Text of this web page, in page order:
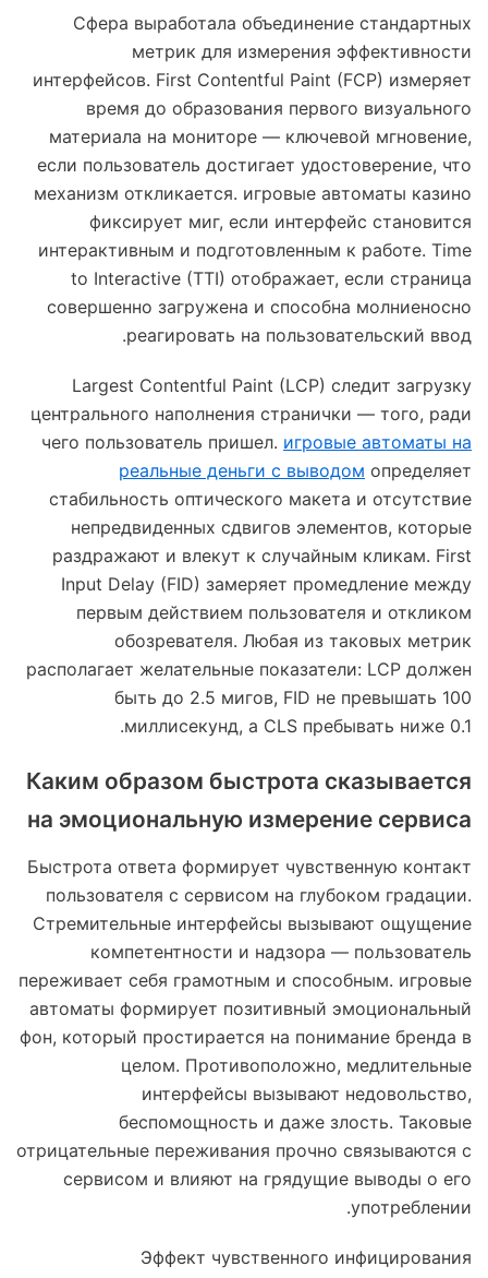
Сфера выработала объединение стандартных
метрик для измерения эффективности
интерфейсов. First Contentful Paint (FCP) измеряет
время до образования первого визуального
материала на мониторе — ключевой мгновение,
если пользователь достигает удостоверение, что
механизм откликается. игровые автоматы казино
фиксирует миг, если интерфейс становится
интерактивным и подготовленным к работе. Time
to Interactive (TTI) отображает, если страница
совершенно загружена и способна молниеносно
реагировать на пользовательский ввод.
Largest Contentful Paint (LCP) следит загрузку
центрального наполнения странички — того, ради
чего пользователь пришел. игровые автоматы на
реальные деньги с выводом определяет
стабильность оптического макета и отсутствие
непредвиденных сдвигов элементов, которые
раздражают и влекут к случайным кликам. First
Input Delay (FID) замеряет промедление между
первым действием пользователя и откликом
обозревателя. Любая из таковых метрик
располагает желательные показатели: LCP должен
быть до 2.5 мигов, FID не превышать 100
миллисекунд, а CLS пребывать ниже 0.1.
Каким образом быстрота сказывается
на эмоциональную измерение сервиса
Быстрота ответа формирует чувственную контакт
пользователя с сервисом на глубоком градации.
Стремительные интерфейсы вызывают ощущение
компетентности и надзора — пользователь
переживает себя грамотным и способным. игровые
автоматы формирует позитивный эмоциональный
фон, который простирается на понимание бренда в
целом. Противоположно, медлительные
интерфейсы вызывают недовольство,
беспомощность и даже злость. Таковые
отрицательные переживания прочно связываются с
сервисом и влияют на грядущие выводы о его
употреблении.
Эффект чувственного инфицирования